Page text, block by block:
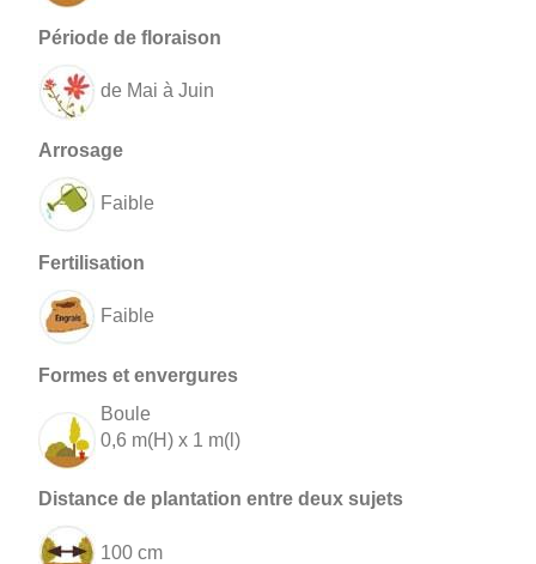
de Mai à Juin
Faible
Faible
Boule
0,6 m(H) x 1 m(l)
100 cm